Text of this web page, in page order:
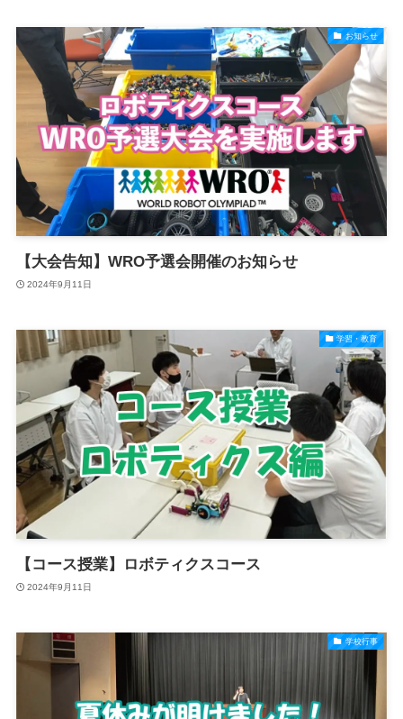
お知らせ
【大会告知】WRO予選会開催のお知らせ
2024年9月11日
学習・教育
【コース授業】ロボティクスコース
2024年9月11日
学校行事